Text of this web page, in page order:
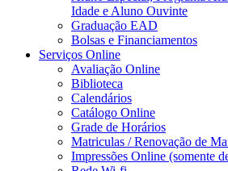
Idade e Aluno Ouvinte
Graduação EAD
Bolsas e Financiamentos
Serviços Online
Avaliação Online
Biblioteca
Calendários
Catálogo Online
Grade de Horários
Matriculas / Renovação de
Impressões Online (somente